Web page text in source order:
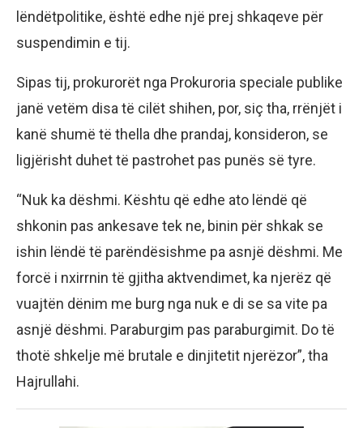
lëndëtpolitike, është edhe një prej shkaqeve për
suspendimin e tij.
Sipas tij, prokurorët nga Prokuroria speciale publike
janë vetëm disa të cilët shihen, por, siç tha, rrënjët i
kanë shumë të thella dhe prandaj, konsideron, se
ligjërisht duhet të pastrohet pas punës së tyre.
“Nuk ka dëshmi. Kështu që edhe ato lëndë që
shkonin pas ankesave tek ne, binin për shkak se
ishin lëndë të parëndësishme pa asnjë dëshmi. Me
forcë i nxirrnin të gjitha aktvendimet, ka njerëz që
vuajtën dënim me burg nga nuk e di se sa vite pa
asnjë dëshmi. Paraburgim pas paraburgimit. Do të
thotë shkelje më brutale e dinjitetit njerëzor”, tha
Hajrullahi.